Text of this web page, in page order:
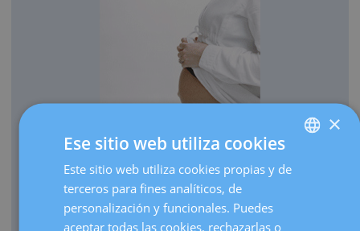
Cada año traemos al mundo más de 3.000 bebés.
Realizamos más de 30.000 ecografías de embarazo al
SPANISH
×
Ese sitio web utiliza cookies
Este sitio web utiliza cookies propias y de
terceros para fines analíticos, de
personalización y funcionales. Puedes
aceptar todas las cookies, rechazarlas o